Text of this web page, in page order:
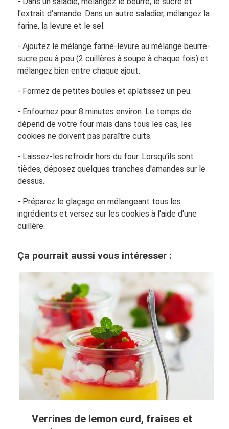
l'extrait d'amande. Dans un autre saladier, mélangez la
farine, la levure et le sel.
- Ajoutez le mélange farine-levure au mélange beurre-
sucre peu à peu (2 cuillères à soupe à chaque fois) et
mélangez bien entre chaque ajout.
- Formez de petites boules et aplatissez un peu.
- Enfournez pour 8 minutes environ. Le temps de
dépend de votre four mais dans tous les cas, les
cookies ne doivent pas paraître cuits.
- Laissez-les refroidir hors du four. Lorsqu'ils sont
tièdes, déposez quelques tranches d'amandes sur le
dessus.
- Préparez le glaçage en mélangeant tous les
ingrédients et versez sur les cookies à l'aide d'une
cuillère.
Ça pourrait aussi vous intéresser :
Verrines de lemon curd, fraises et